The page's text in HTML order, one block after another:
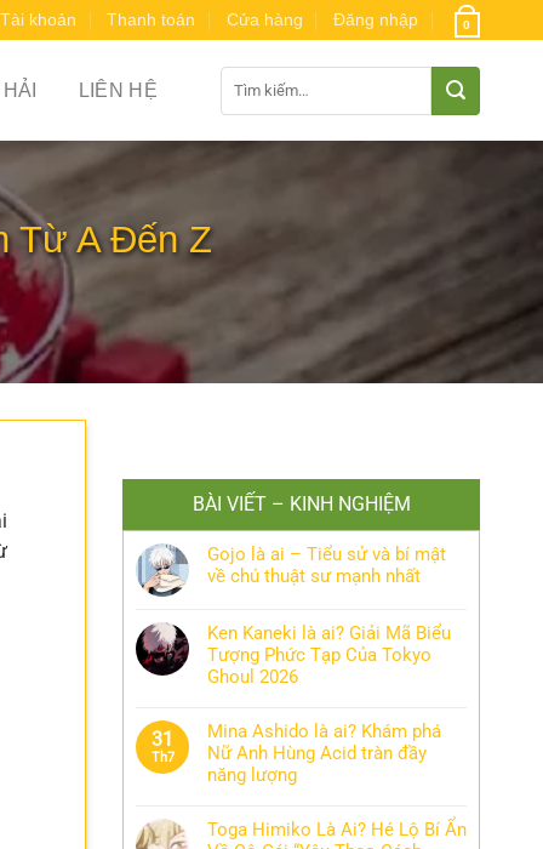
Tài khoản Thanh toán Cửa hàng Đăng nhập 0
LIÊN HỆ
kiếm:
Từ A Đến Z
BÀI VIẾT – KINH NGHIỆM
Gojo là ai – Tiểu sử và bí mật
về chú thuật sư mạnh nhất
Ken Kaneki là ai? Giải Mã Biểu
Tượng Phức Tạp Của Tokyo
Ghoul 2026
31
Th7
Mina Ashido là ai? Khám phá
Nữ Anh Hùng Acid tràn đầy
năng lượng
Toga Himiko Là Ai? Hé Lộ Bí Ẩn